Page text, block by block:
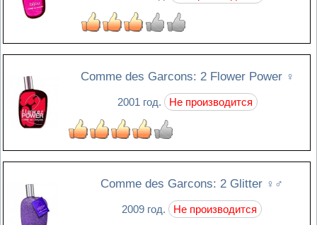
Comme des Garcons: 2 Flower Power ♀
2001 год. Не производится
Comme des Garcons: 2 Glitter ♀♂
2009 год. Не производится